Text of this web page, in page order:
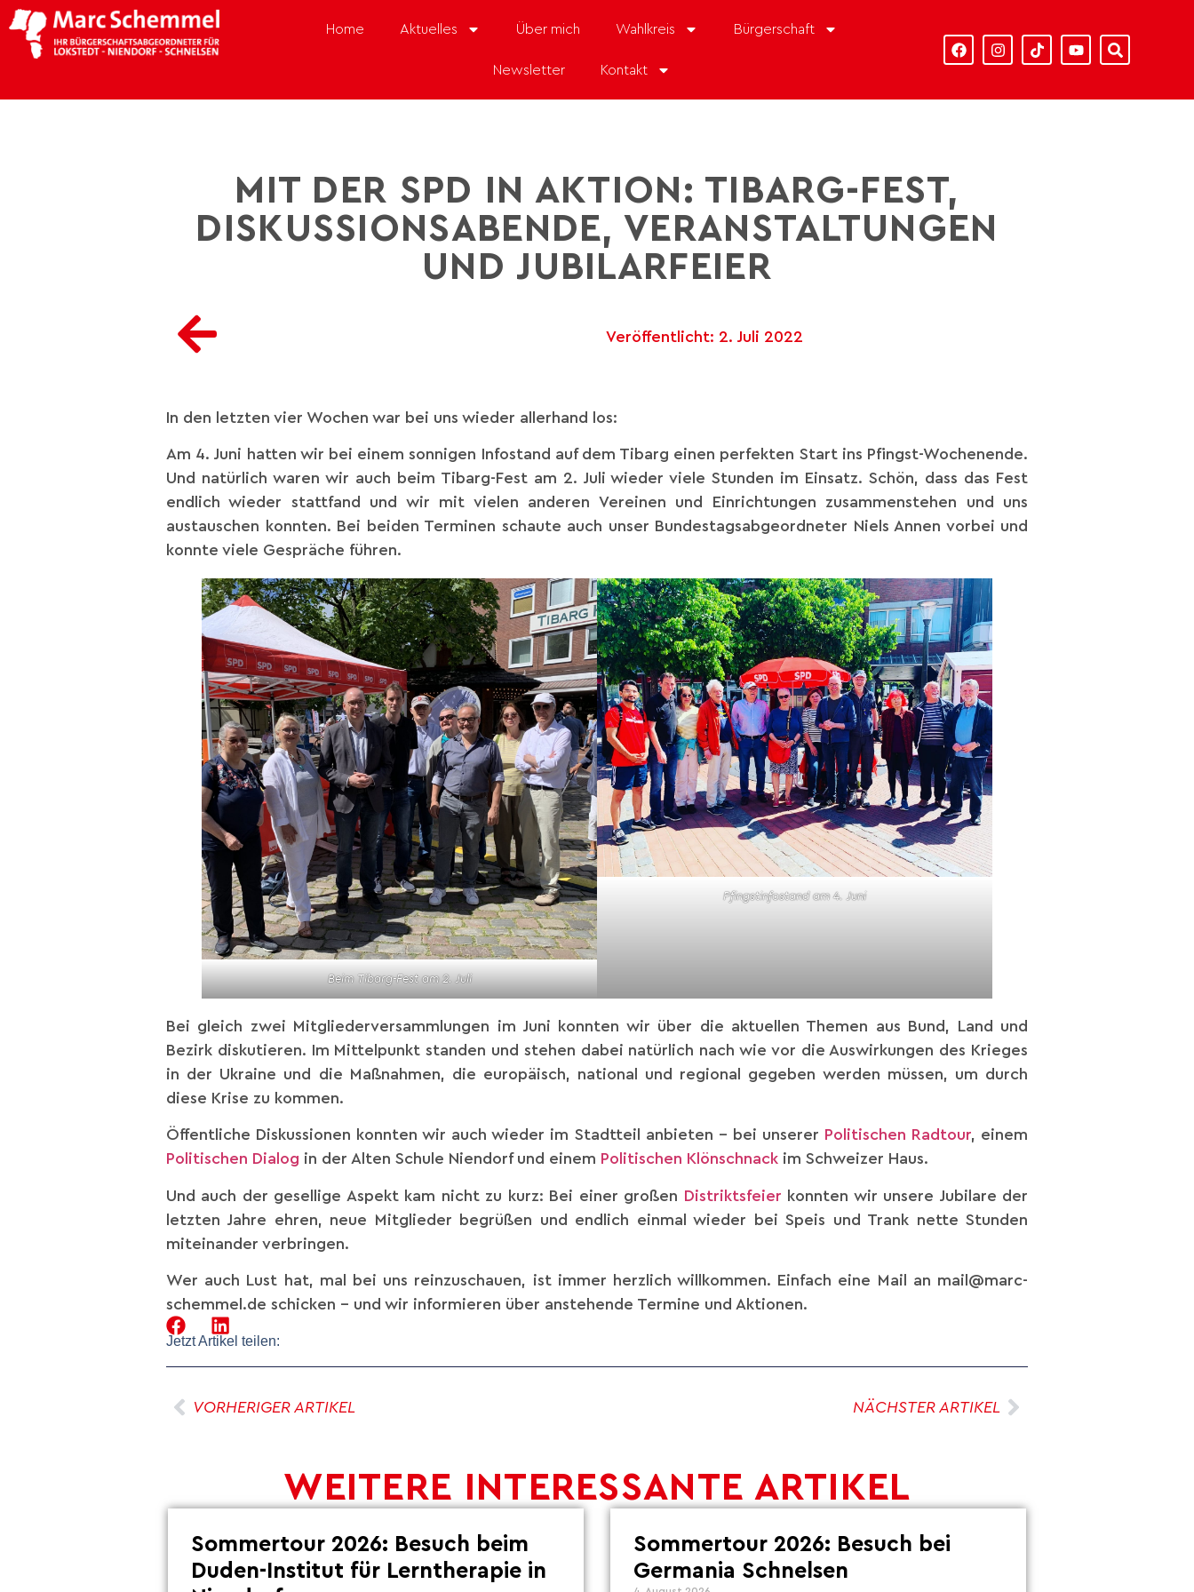
Home Aktuelles Über mich Wahlkreis Bürgerschaft
Newsletter Kontakt
MIT DER SPD IN AKTION: TIBARG-FEST,
DISKUSSIONSABENDE, VERANSTALTUNGEN
UND JUBILARFEIER
Veröffentlicht: 2. Juli 2022
In den letzten vier Wochen war bei uns wieder allerhand los:
Am 4. Juni hatten wir bei einem sonnigen Infostand auf dem Tibarg einen perfekten Start ins Pfingst-Wochenende.
Und natürlich waren wir auch beim Tibarg-Fest am 2. Juli wieder viele Stunden im Einsatz. Schön, dass das Fest
endlich wieder stattfand und wir mit vielen anderen Vereinen und Einrichtungen zusammenstehen und uns
austauschen konnten. Bei beiden Terminen schaute auch unser Bundestagsabgeordneter Niels Annen vorbei und
konnte viele Gespräche führen.
Beim Tibarg-Fest am 2. Juli
Pfingstinfostand am 4. Juni
Bei gleich zwei Mitgliederversammlungen im Juni konnten wir über die aktuellen Themen aus Bund, Land und
Bezirk diskutieren. Im Mittelpunkt standen und stehen dabei natürlich nach wie vor die Auswirkungen des Krieges
in der Ukraine und die Maßnahmen, die europäisch, national und regional gegeben werden müssen, um durch
diese Krise zu kommen.
Öffentliche Diskussionen konnten wir auch wieder im Stadtteil anbieten – bei unserer Politischen Radtour, einem
Politischen Dialog in der Alten Schule Niendorf und einem Politischen Klönschnack im Schweizer Haus.
Und auch der gesellige Aspekt kam nicht zu kurz: Bei einer großen Distriktsfeier konnten wir unsere Jubilare der
letzten Jahre ehren, neue Mitglieder begrüßen und endlich einmal wieder bei Speis und Trank nette Stunden
miteinander verbringen.
Wer auch Lust hat, mal bei uns reinzuschauen, ist immer herzlich willkommen. Einfach eine Mail an mail@marc-
schemmel.de schicken – und wir informieren über anstehende Termine und Aktionen.
Jetzt Artikel teilen:
VORHERIGER ARTIKEL NÄCHSTER ARTIKEL
WEITERE INTERESSANTE ARTIKEL
Sommertour 2026: Besuch beim
Duden-Institut für Lerntherapie in
Sommertour 2026: Besuch bei
Germania Schnelsen